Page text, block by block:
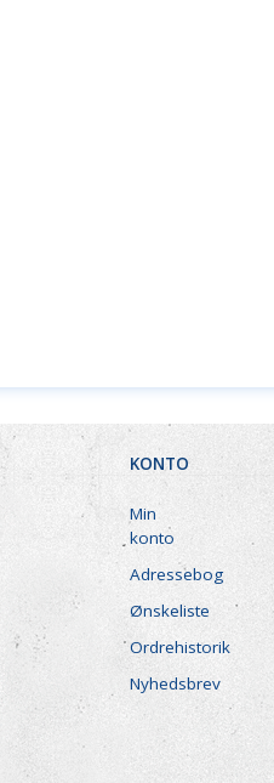
KONTO
Min
konto
Adressebog
Ønskeliste
Ordrehistorik
Nyhedsbrev